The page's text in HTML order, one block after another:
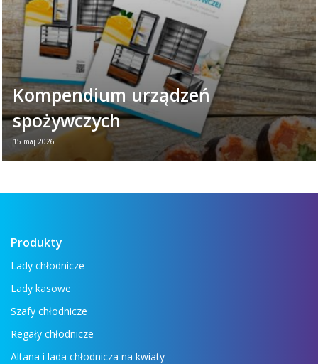
Kompendium urządzeń
spożywczych
15 maj 2026
Nowa broszura - Urządzenia dla branży
Produkty
Lady chłodnicze
Lady kasowe
Szafy chłodnicze
Regały chłodnicze
Altana i lada chłodnicza na kwiaty